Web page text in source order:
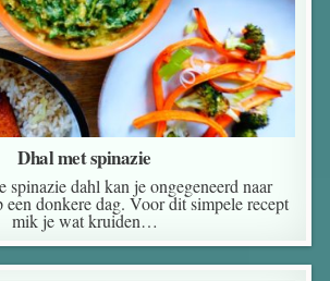
Dhal met spinazie
spinazie dahl kan je ongegeneerd naar
een donkere dag. Voor dit simpele recept
mik je wat kruiden…